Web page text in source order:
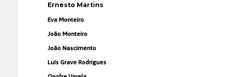
Ernesto Martins
Eva Monteiro
João Monteiro
João Nascimento
Luís Grave Rodrigues